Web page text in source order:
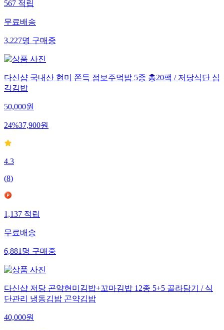
567적립
무료배송
3,227명구매중
다신샵 국내산 현미 쫀득 점보주먹밥 5종 총20팩 / 저당식단 심
각김밥
50,000원
24%37,900원
4.3
(8)
1,137적립
무료배송
6,881명구매중
다신샵 저당 곤약현미김밥+꼬마김밥 12종 5+5 골라담기 / 식
단관리 냉동김밥 곤약김밥
40,000원